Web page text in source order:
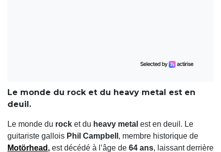
Le monde du rock et du heavy metal est en
deuil.
Le monde du rock et du heavy metal est en deuil. Le
guitariste gallois Phil Campbell , membre historique de
Motörhead , est décédé à l’âge de 64 ans, laissant derrière